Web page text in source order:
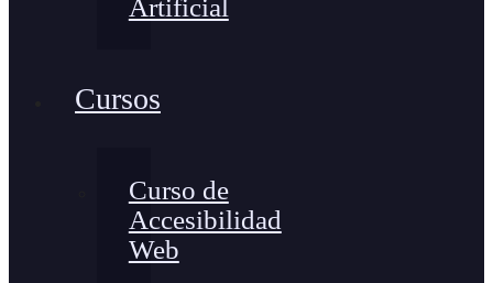
Artificial
Cursos
Curso de
Accesibilidad
Web